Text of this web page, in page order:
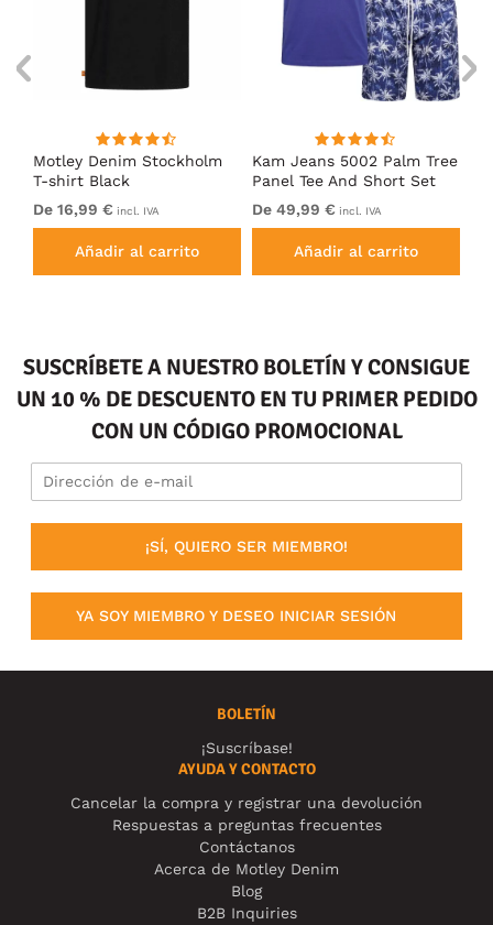
Motley Denim Stockholm
T-shirt Black
De 16,99 € incl. IVA
Añadir al carrito
Kam Jeans 5002 Palm Tree
Panel Tee And Short Set
Electric Blue
De 49,99 € incl. IVA
Añadir al carrito
SUSCRÍBETE A NUESTRO BOLETÍN Y CONSIGUE
UN 10 % DE DESCUENTO EN TU PRIMER PEDIDO
CON UN CÓDIGO PROMOCIONAL
¡SÍ, QUIERO SER MIEMBRO!
YA SOY MIEMBRO Y DESEO INICIAR SESIÓN
BOLETÍN
¡Suscríbase!
AYUDA Y CONTACTO
Cancelar la compra y registrar una devolución
Respuestas a preguntas frecuentes
Contáctanos
Acerca de Motley Denim
Blog
B2B Inquiries